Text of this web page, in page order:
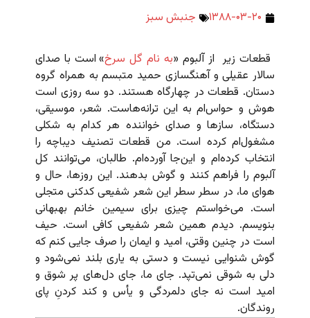
۱۳۸۸-۰۳-۲۰ جنبش سبز
قطعات زیر از آلبوم «به نام گل سرخ» است با صدای
سالار عقیلی و آهنگسازی حمید متبسم به همراه گروه
دستان. قطعات در چهارگاه هستند. دو سه روزی است
هوش و حواس‌ام به این ترانه‌هاست. شعر، موسیقی،
دستگاه، سازها و صدای خواننده هر کدام به شکلی
مشغول‌ام کرده است. من قطعات تصنیف دیباچه را
انتخاب کرده‌ام و این‌جا آورده‌ام. طالبان، می‌توانند کل
آلبوم را فراهم کنند و گوش بدهند. این روزها، حال و
هوای ما، در سطر سطر این شعر شفیعی کدکنی متجلی
است. می‌خواستم چیزی برای سیمین خانم بهبهانی
بنویسم. دیدم همین شعر شفیعی کافی است. حیف
است در چنین وقتی، امید و ایمان را صرف جایی کنم که
گوش شنوایی نیست و دستی به یاری بلند نمی‌شود و
دلی به شوقی نمی‌تپد. جای ما، جای دل‌های پر شوق و
امید است نه جای دلمردگی و یأس و کند کردنِ پای
روندگان.